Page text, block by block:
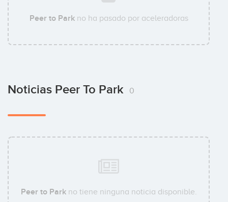
Peer to Parkno ha pasado por aceleradoras
Noticias Peer To Park 0
Peer to Parkno tiene ninguna noticia disponible.